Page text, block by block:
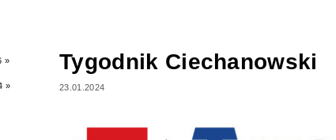
»
»
Tygodnik Ciechanowski
23.01.2024